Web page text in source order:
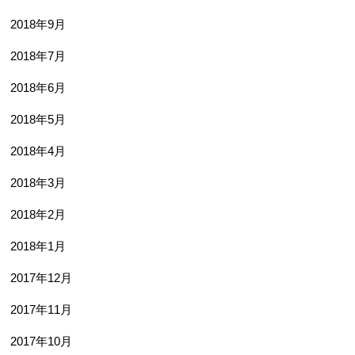
2018年9月
2018年7月
2018年6月
2018年5月
2018年4月
2018年3月
2018年2月
2018年1月
2017年12月
2017年11月
2017年10月